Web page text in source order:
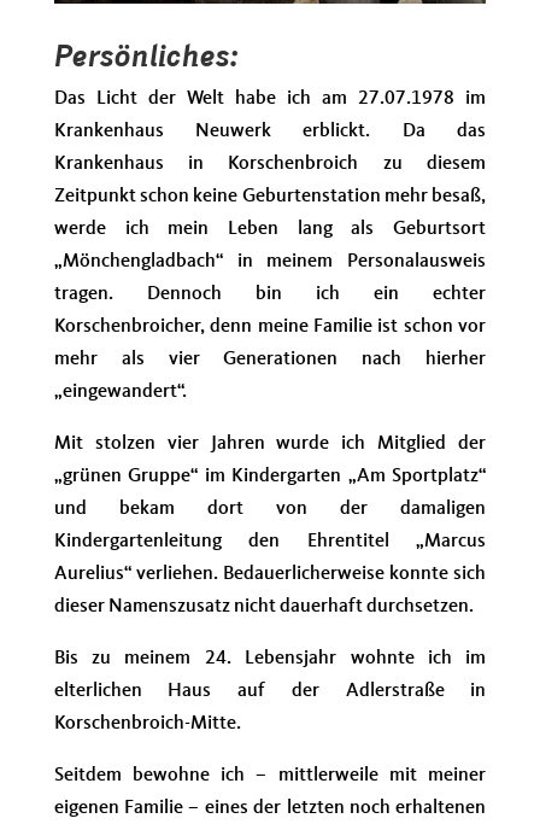
Persönliches:
Das Licht der Welt habe ich am 27.07.1978 im
Krankenhaus Neuwerk erblickt. Da das
Krankenhaus in Korschenbroich zu diesem
Zeitpunkt schon keine Geburtenstation mehr besaß,
werde ich mein Leben lang als Geburtsort
„Mönchengladbach“ in meinem Personalausweis
tragen. Dennoch bin ich ein echter
Korschenbroicher, denn meine Familie ist schon vor
mehr als vier Generationen nach hierher
„eingewandert“.
Mit stolzen vier Jahren wurde ich Mitglied der
„grünen Gruppe“ im Kindergarten „Am Sportplatz“
und bekam dort von der damaligen
Kindergartenleitung den Ehrentitel „Marcus
Aurelius“ verliehen. Bedauerlicherweise konnte sich
dieser Namenszusatz nicht dauerhaft durchsetzen.
Bis zu meinem 24. Lebensjahr wohnte ich im
elterlichen Haus auf der Adlerstraße in
Korschenbroich-Mitte.
Seitdem bewohne ich – mittlerweile mit meiner
eigenen Familie – eines der letzten noch erhaltenen